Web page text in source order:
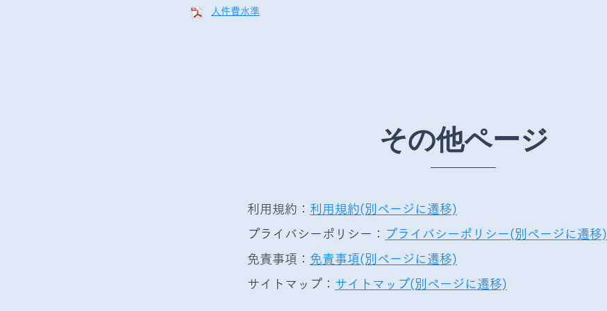
人件費水準
その他ページ
利用規約： 利用規約(別ページに遷移)
プライバシーポリシー：
プライバシーポリシー(別ページに遷移)
免責事項： 免責事項(別ページに遷移)
サイトマップ： サイトマップ(別ページに遷移)